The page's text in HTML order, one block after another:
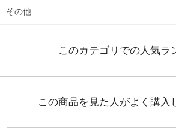
その他